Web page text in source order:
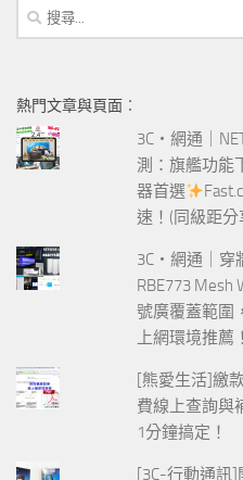
搜
尋
字:
熱門文章與頁面︰
3C‧網通｜
測：旗艦功能
器首選
速！(同級距
3C‧網通｜穿
RBE773 Mesh
號廣覆蓋範圍
上網環境推薦
[熊愛生活]繳
費線上查詢與
1分鐘搞定！
[3C-行動通訊]